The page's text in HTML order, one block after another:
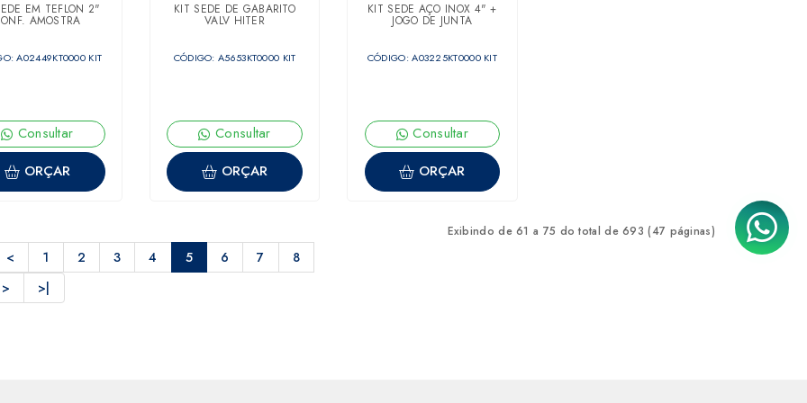
EM TEFLON 2"
AMOSTRA
A02449KT0000 KIT
Consultar
ORÇAR
KIT SEDE DE GABARITO
VALV HITER
CÓDIGO: A5653KT0000 KIT
Consultar
ORÇAR
KIT SEDE AÇO INOX 4" +
JOGO DE JUNTA
CÓDIGO: A03225KT0000 KIT
Consultar
ORÇAR
< 1 2 3 4 5 6 7
8
> >|
Exibindo de 61 a 75 do total de 693 (47 páginas)